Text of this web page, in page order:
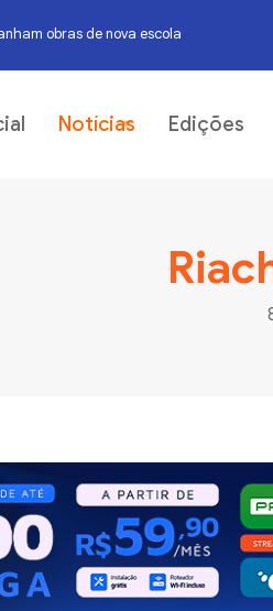
obras de nova escola
Notícias Edições